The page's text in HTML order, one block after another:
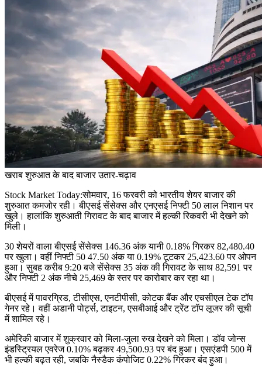
खराब शुरुआत के बाद बाजार उतार-चढ़ाव
Stock Market Today:सोमवार, 16 फरवरी को भारतीय शेयर बाजार की
शुरुआत कमजोर रही। बीएसई सेंसेक्स और एनएसई निफ्टी 50 लाल निशान पर
खुले। हालांकि शुरुआती गिरावट के बाद बाजार में हल्की रिकवरी भी देखने को
मिली।
30 शेयरों वाला बीएसई सेंसेक्स 146.36 अंक यानी 0.18% गिरकर 82,480.40
पर खुला। वहीं निफ्टी 50 47.50 अंक या 0.19% टूटकर 25,423.60 पर ओपन
हुआ। सुबह करीब 9:20 बजे सेंसेक्स 35 अंक की गिरावट के साथ 82,591 पर
और निफ्टी 2 अंक नीचे 25,469 के स्तर पर कारोबार कर रहा था।
बीएसई में पावरग्रिड, टीसीएस, एनटीपीसी, कोटक बैंक और एचसीएल टेक टॉप
गेनर रहे। वहीं अडानी पोर्ट्स, टाइटन, एसबीआई और ट्रेंट टॉप लूजर की सूची
में शामिल रहे।
अमेरिकी बाजार में शुक्रवार को मिला-जुला रुख देखने को मिला। डॉव जोन्स
इंडस्ट्रियल एवरेज 0.10% बढ़कर 49,500.93 पर बंद हुआ। एसएंडपी 500 में
भी हल्की बढ़त रही, जबकि नैस्डैक कंपोजिट 0.22% गिरकर बंद हुआ।